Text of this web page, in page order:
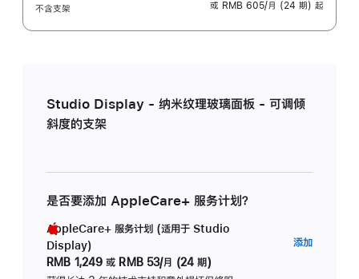
不含支架
或 RMB 605/月 (24 期) 起
Studio Display - 纳米纹理玻璃面板 - 可调倾
斜度的支架
是否要添加 AppleCare+ 服务计划？
AppleCare+ 服务计划 (适用于 Studio
Display)
RMB 1,249 或 RMB 53/月 (24 期)
添加